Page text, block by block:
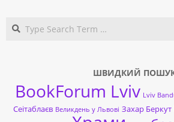
ШВИДКИЙ
BookForum Lviv Lviv
Сеітаблаєв Великдень у Львові Захар Беркут